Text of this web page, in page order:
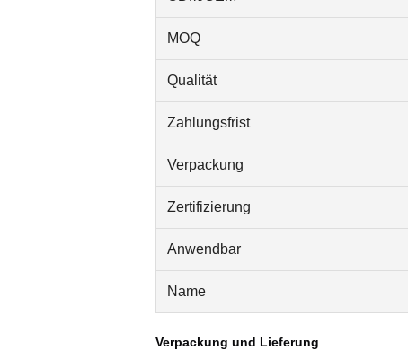
MOQ
Qualität
Zahlungsfrist
Verpackung
Zertifizierung
Anwendbar
Name
Verpackung und Lieferung